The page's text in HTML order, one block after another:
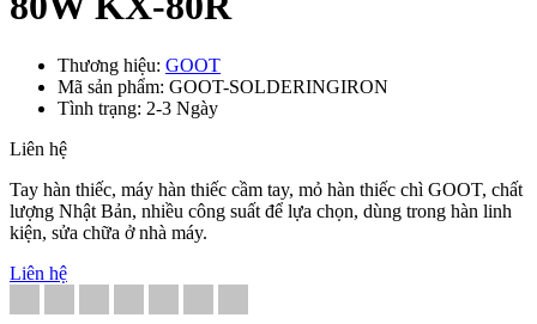
Thương hiệu: GOOT
Mã sản phẩm: GOOT-SOLDERINGIRON
Tình trạng: 2-3 Ngày
Liên hệ
Tay hàn thiếc, máy hàn thiếc cầm tay, mỏ hàn thiếc chì GOOT, chất
lượng Nhật Bản, nhiều công suất để lựa chọn, dùng trong hàn linh
kiện, sửa chữa ở nhà máy.
Liên hệ